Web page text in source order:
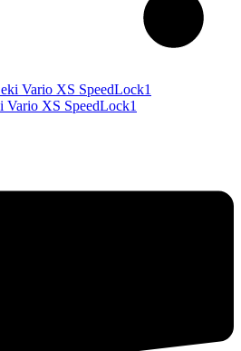
XS SpeedLock1